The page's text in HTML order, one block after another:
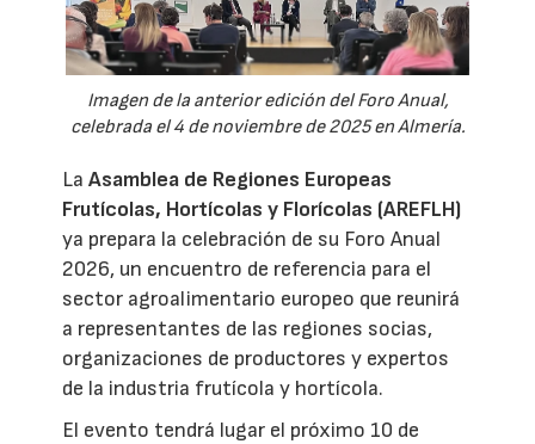
Imagen de la anterior edición del Foro Anual,
celebrada el 4 de noviembre de 2025 en Almería.
LaAsamblea de Regiones Europeas
Frutícolas, Hortícolas y Florícolas (AREFLH)
ya prepara la celebración de su Foro Anual
2026, un encuentro de referencia para el
sector agroalimentario europeo que reunirá
a representantes de las regiones socias,
organizaciones de productores y expertos
de la industria frutícola y hortícola.
El evento tendrá lugar el próximo 10 de